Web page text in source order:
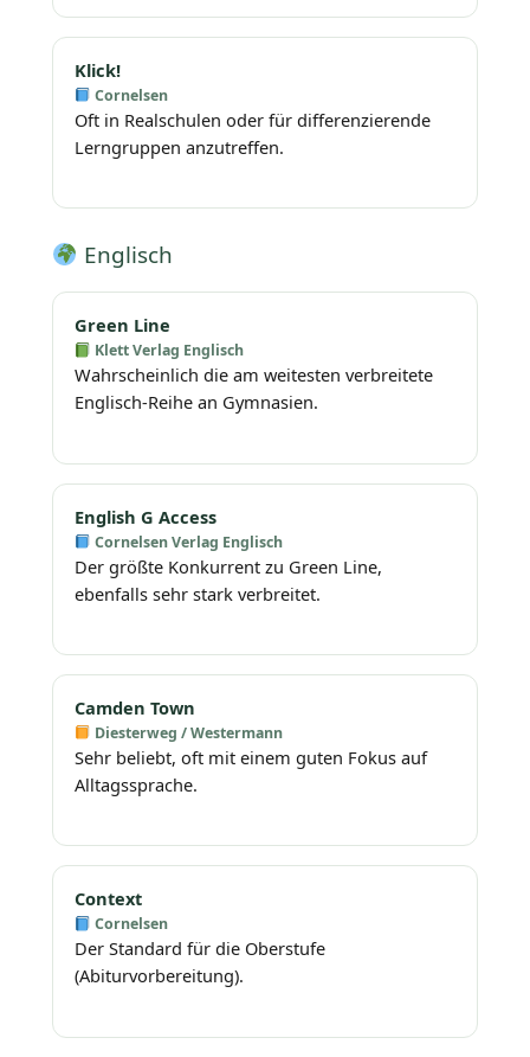
Klick!
Cornelsen
Oft in Realschulen oder für differenzierende
Lerngruppen anzutreffen.
Englisch
Green Line
Klett Verlag Englisch
Wahrscheinlich die am weitesten verbreitete
Englisch-Reihe an Gymnasien.
English G Access
Cornelsen Verlag Englisch
Der größte Konkurrent zu Green Line,
ebenfalls sehr stark verbreitet.
Camden Town
Diesterweg / Westermann
Sehr beliebt, oft mit einem guten Fokus auf
Alltagssprache.
Context
Cornelsen
Der Standard für die Oberstufe
(Abiturvorbereitung).